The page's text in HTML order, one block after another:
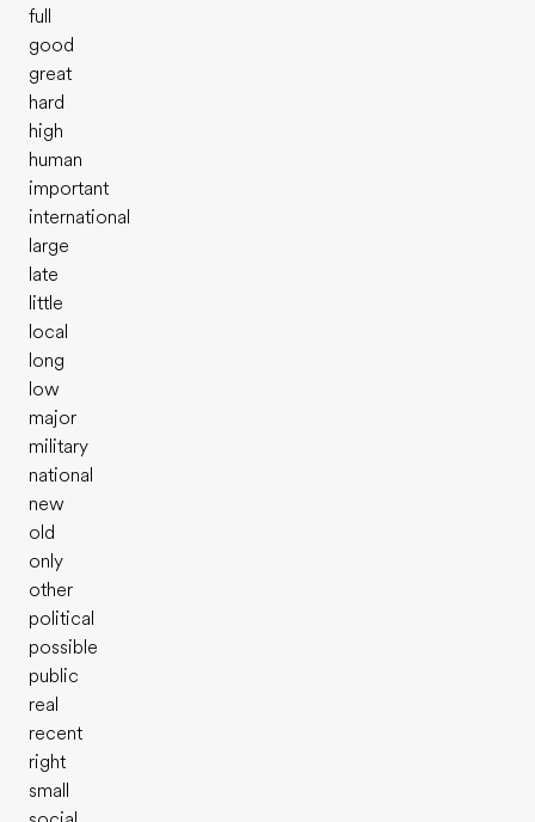
full
good
great
hard
high
human
important
international
large
late
little
local
long
low
major
military
national
new
old
only
other
political
possible
public
real
recent
right
small